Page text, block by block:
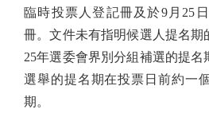
臨時投票人登記冊及於9月25
冊。文件未有指明候選人提名期
25年選委會界別分組補選的提名
選舉的提名期在投票日前約一
期。